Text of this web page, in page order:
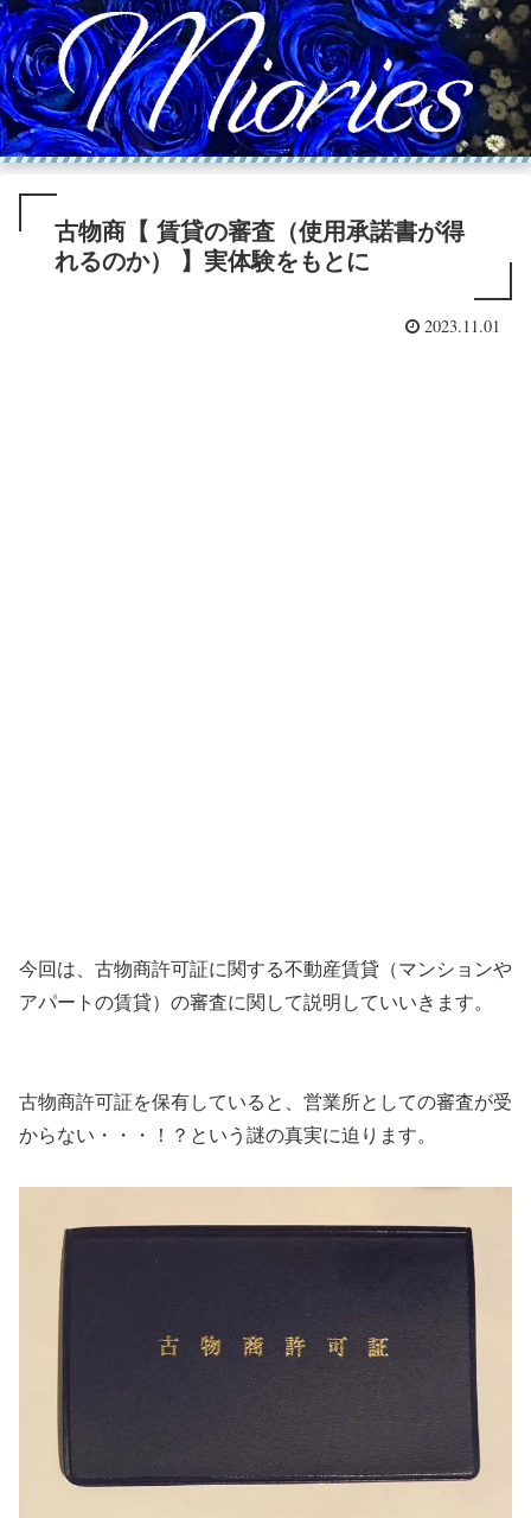
古物商【 賃貸の審査（使用承諾書が得
れるのか） 】実体験をもとに
2023.11.01
今回は、古物商許可証に関する不動産賃貸（マンションや
アパートの賃貸）の審査に関して説明していいきます。
古物商許可証を保有していると、営業所としての審査が受
からない・・・！？という謎の真実に迫ります。